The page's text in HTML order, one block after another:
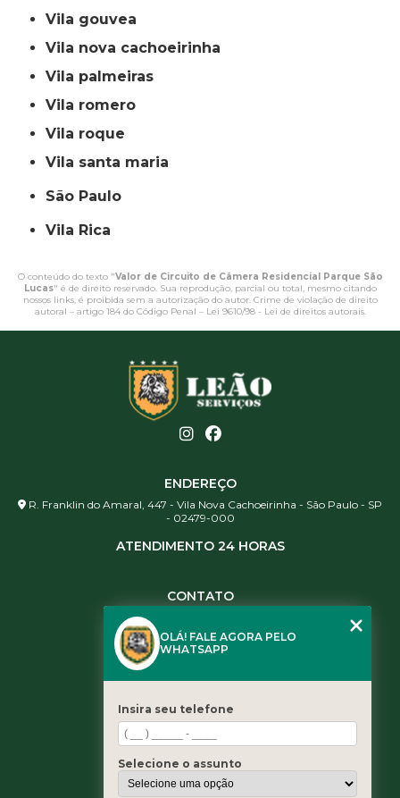
vila gouvea
vila nova cachoeirinha
vila palmeiras
vila romero
vila roque
vila santa maria
São Paulo
Vila Rica
O conteúdo do texto "Valor de Circuito de Câmera Residencial Parque São
Lucas" é de direito reservado. Sua reprodução, parcial ou total, mesmo citando
nossos links, é proibida sem a autorização do autor. Crime de violação de direito
autoral – artigo 184 do Código Penal – Lei 9610/98 - Lei de direitos autorais.
ENDEREÇO
R. Franklin do Amaral, 447 - Vila Nova Cachoeirinha - São Paulo - SP
- 02479-000
ATENDIMENTO 24 HORAS
CONTATO
(11) 3461-5871
contato@leaoservicos.com.br
Home
Quem somos
OLÁ! FALE AGORA PELO
WHATSAPP
Insira seu telefone
Selecione o assunto